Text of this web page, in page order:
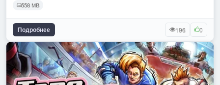
558 МВ
Подробнее 196 0